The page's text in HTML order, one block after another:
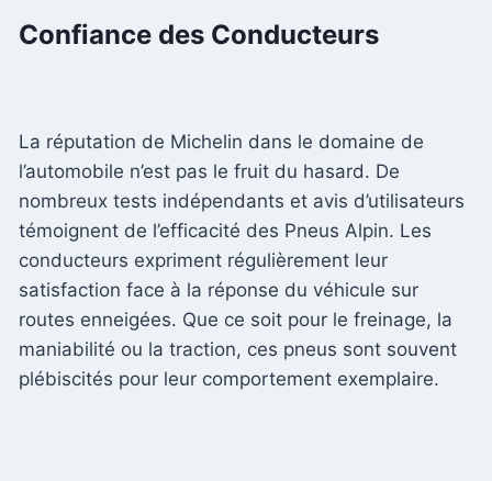
Confiance des Conducteurs
La réputation de Michelin dans le domaine de
l’automobile n’est pas le fruit du hasard. De
nombreux tests indépendants et avis d’utilisateurs
témoignent de l’efficacité des Pneus Alpin. Les
conducteurs expriment régulièrement leur
satisfaction face à la réponse du véhicule sur
routes enneigées. Que ce soit pour le freinage, la
maniabilité ou la traction, ces pneus sont souvent
plébiscités pour leur comportement exemplaire.